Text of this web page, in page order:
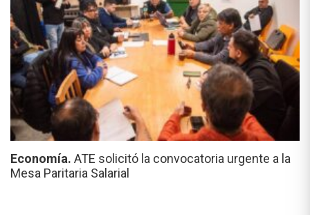
Economía. ATE solicitó la convocatoria urgente a la
Mesa Paritaria Salarial